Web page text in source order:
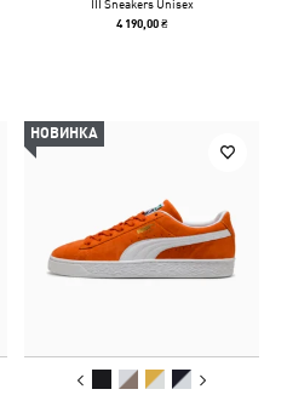
III Sneakers Unisex
4 190,00 ₴
НОВИНКА